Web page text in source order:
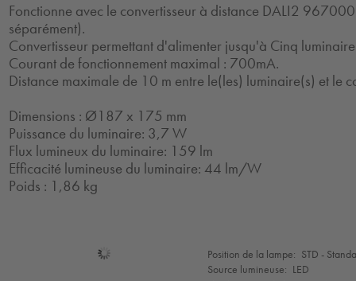
Fonctionne avec le convertisseur à distance DALI2
séparément).
Convertisseur permettant d'alimenter jusqu'à Cinq
Courant de fonctionnement maximal : 700mA.
Distance maximale de 10 m entre le(les) luminaire(s) et le
Dimensions : Ø187 x 175 mm
Puissance du luminaire: 3,7 W
Flux lumineux du luminaire: 159 lm
Efficacité lumineuse du luminaire: 44 lm/W
Poids : 1,86 kg
Sélection
de
Position de la lampe: STD -
Source lumineuse: LED